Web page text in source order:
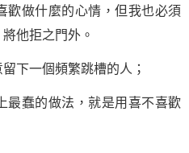
做什麼的心情，但我也必須
他拒之門外。
一個頻繁跳槽的人；
蠢的做法，就是用喜不喜歡